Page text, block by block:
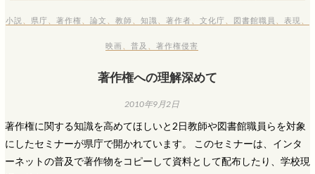
小説 県庁 著作権 論文 教師 知識 著作者 文化庁 図書館職員 表現
映画 、普及 、著作権侵害
著作権への理解深めて
2010年9月2日
著作権に関する知識を高めてほしいと2日教師や図書館職員らを対象
にしたセミナーが県庁で開かれています。 このセミナーは、インタ
ーネットの普及で著作物をコピーして資料として配布したり、学校現